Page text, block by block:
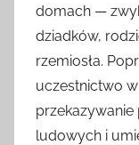
domach —
dziadków,
rzemiosła.
uczestnictwo
ludowych i